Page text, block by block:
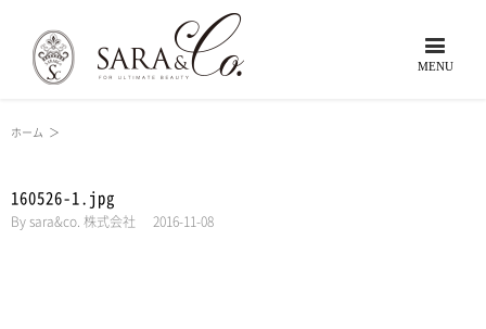
ホーム ＞
160526-1.jpg
Bysara&co. 株式会社 2016-11-08